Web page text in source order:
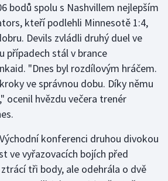
bodů spolu s Nashvillem nejlepším
kteří podlehli Minnesotě 1:4,
Devils zvládli druhý duel ve
případech stál v brance
"Dnes byl rozdílovým hráčem.
ve správnou dobu. Díky němu
ocenil hvězdu večera trenér
konferenci druhou divokou
ve vyřazovacích bojích před
tři body, ale odehrála o dvě